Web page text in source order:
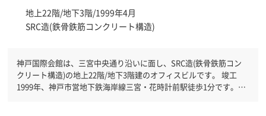
地上22階/地下3階/1999年4月
SRC造(鉄骨鉄筋コンクリート構造)
神戸国際会館は、三宮中央通り沿いに面し、SRC造(鉄骨鉄筋コン
クリート構造)の地上22階/地下3階建のオフィスビルです。 竣工
1999年、神戸市営地下鉄海岸線三宮・花時計前駅徒歩1分です。Ｊ